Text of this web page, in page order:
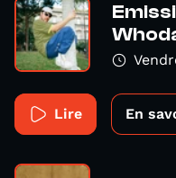
Lire En